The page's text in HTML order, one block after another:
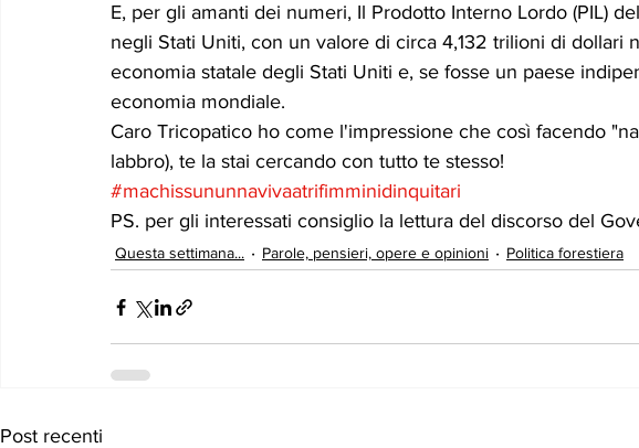
E, per gli amanti dei numeri, Il Prodotto Interno Lordo (PIL)
negli Stati Uniti, con un valore di circa 4,132 trilioni di dollari
economia statale degli Stati Uniti e, se fosse un paese
economia mondiale.
Caro Tricopatico ho come l'impressione che così facendo
labbro), te la stai cercando con tutto te stesso!
#machissununnavivaatrifimminidinquitari
PS. per gli interessati consiglio la lettura del discorso del
Questa settimana... Parole, pensieri, opere e opinioni Politica forestiera
Post recenti